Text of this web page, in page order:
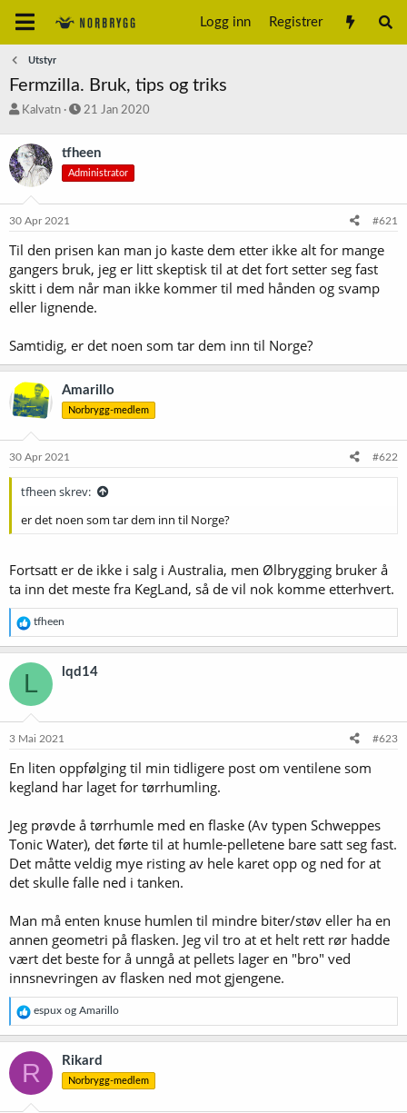
Logg inn Registrer
Utstyr
Fermzilla. Bruk, tips og triks
T
å
d
s
a
r
e
r
Kalvatn
S
r
t
a
21 Jan 2020
tfheen
Administrator
30 Apr 2021 #621
Til den prisen kan man jo kaste dem etter ikke alt for mange
gangers bruk, jeg er litt skeptisk til at det fort setter seg fast
skitt i dem når man ikke kommer til med hånden og svamp
eller lignende.
Samtidig, er det noen som tar dem inn til Norge?
Amarillo
Norbrygg-medlem
30 Apr 2021 #622
tfheen skrev:
er det noen som tar dem inn til Norge?
Fortsatt er de ikke i salg i Australia, men Ølbrygging bruker å
ta inn det meste fra KegLand, så de vil nok komme etterhvert.
R
e
a
k
j
o
e
:
tfheen
L lqd14
3 Mai 2021 #623
En liten oppfølging til min tidligere post om ventilene som
kegland har laget for tørrhumling.
Jeg prøvde å tørrhumle med en flaske (Av typen Schweppes
Tonic Water), det førte til at humle-pelletene bare satt seg fast.
Det måtte veldig mye risting av hele karet opp og ned for at
det skulle falle ned i tanken.
Man må enten knuse humlen til mindre biter/støv eller ha en
annen geometri på flasken. Jeg vil tro at et helt rett rør hadde
vært det beste for å unngå at pellets lager en "bro" ved
innsnevringen av flasken ned mot gjengene.
R
e
a
k
s
j
o
espux og Amarillo
R Rikard
Norbrygg-medlem